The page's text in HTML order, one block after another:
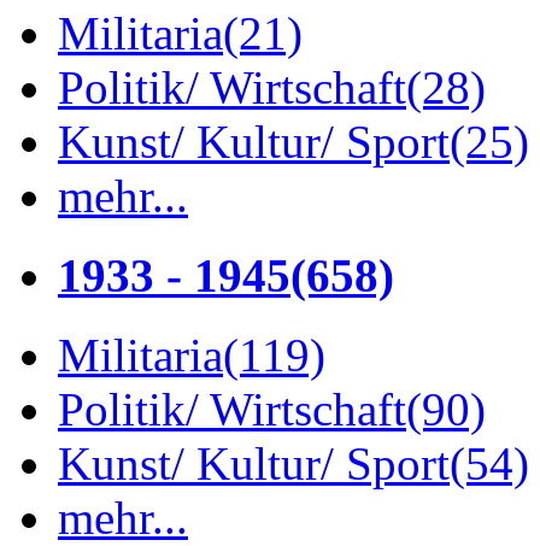
Militaria(21)
Politik/ Wirtschaft(28)
Kunst/ Kultur/ Sport(25)
mehr...
1933 - 1945(658)
Militaria(119)
Politik/ Wirtschaft(90)
Kunst/ Kultur/ Sport(54)
mehr...